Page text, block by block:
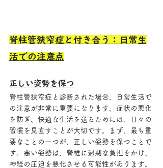
脊柱管狭窄症と付き合う：日常生
活での注意点
正しい姿勢を保つ
脊柱管狭窄症と診断された場合、日常生活で
の注意が非常に重要になります。症状の悪化
を防ぎ、快適な生活を送るためには、日々の
習慣を見直すことが大切です。まず、最も重
要なことの一つが、正しい姿勢を保つことで
す。悪い姿勢は、脊椎に過剰な負担をかけ、
神経の圧迫を悪化させる可能性があります。